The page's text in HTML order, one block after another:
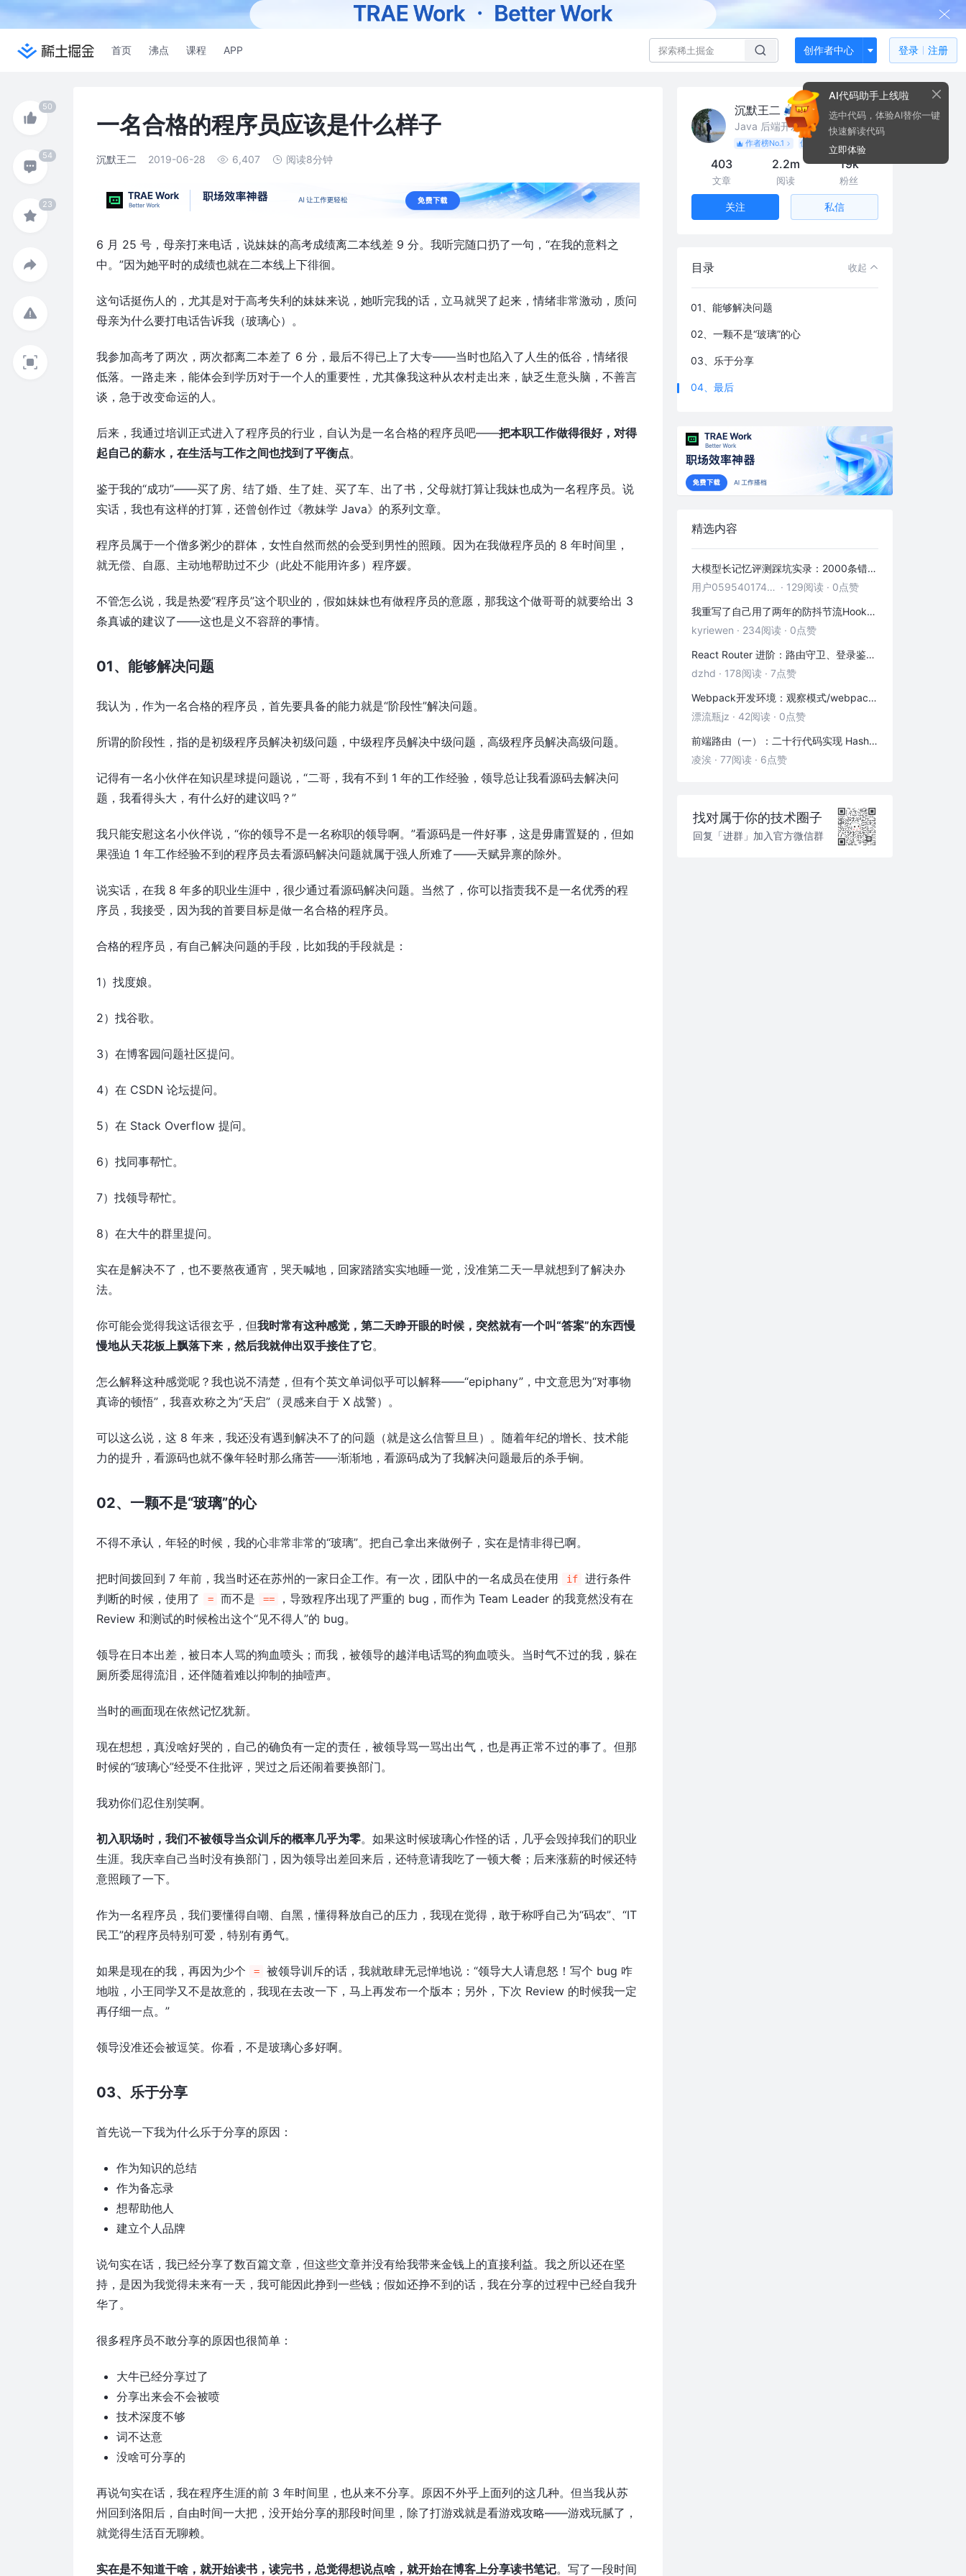
首页 沸点 课程 APP 创作者中心 登录 注册
一名合格的程序员应该是什么样子
沉默王二 2019-06-28 6,407 阅读8分钟
6 月 25 号，母亲打来电话，说妹妹的高考成绩离二本线差 9 分。我听完随口扔了一句，“在我的意料之
中。”因为她平时的成绩也就在二本线上下徘徊。
这句话挺伤人的，尤其是对于高考失利的妹妹来说，她听完我的话，立马就哭了起来，情绪非常激动，质问
母亲为什么要打电话告诉我（玻璃心）。
我参加高考了两次，两次都离二本差了 6 分，最后不得已上了大专——当时也陷入了人生的低谷，情绪很
低落。一路走来，能体会到学历对于一个人的重要性，尤其像我这种从农村走出来，缺乏生意头脑，不善言
谈，急于改变命运的人。
后来，我通过培训正式进入了程序员的行业，自认为是一名合格的程序员吧——把本职工作做得很好，对得
起自己的薪水，在生活与工作之间也找到了平衡点。
鉴于我的“成功”——买了房、结了婚、生了娃、买了车、出了书，父母就打算让我妹也成为一名程序员。说
实话，我也有这样的打算，还曾创作过《教妹学 Java》的系列文章。
程序员属于一个僧多粥少的群体，女性自然而然的会受到男性的照顾。因为在我做程序员的 8 年时间里，
就无偿、自愿、主动地帮助过不少（此处不能用许多）程序媛。
不管怎么说，我是热爱“程序员”这个职业的，假如妹妹也有做程序员的意愿，那我这个做哥哥的就要给出 3
条真诚的建议了——这也是义不容辞的事情。
01、能够解决问题
我认为，作为一名合格的程序员，首先要具备的能力就是“阶段性”解决问题。
所谓的阶段性，指的是初级程序员解决初级问题，中级程序员解决中级问题，高级程序员解决高级问题。
记得有一名小伙伴在知识星球提问题说，“二哥，我有不到 1 年的工作经验，领导总让我看源码去解决问
题，我看得头大，有什么好的建议吗？”
我只能安慰这名小伙伴说，“你的领导不是一名称职的领导啊。”看源码是一件好事，这是毋庸置疑的，但如
果强迫 1 年工作经验不到的程序员去看源码解决问题就属于强人所难了——天赋异禀的除外。
说实话，在我 8 年多的职业生涯中，很少通过看源码解决问题。当然了，你可以指责我不是一名优秀的程
序员，我接受，因为我的首要目标是做一名合格的程序员。
合格的程序员，有自己解决问题的手段，比如我的手段就是：
1）找度娘。
2）找谷歌。
3）在博客园问题社区提问。
4）在 CSDN 论坛提问。
5）在 Stack Overflow 提问。
6）找同事帮忙。
7）找领导帮忙。
8）在大牛的群里提问。
实在是解决不了，也不要熬夜通宵，哭天喊地，回家踏踏实实地睡一觉，没准第二天一早就想到了解决办
法。
你可能会觉得我这话很玄乎，但我时常有这种感觉，第二天睁开眼的时候，突然就有一个叫“答案”的东西慢
慢地从天花板上飘落下来，然后我就伸出双手接住了它。
怎么解释这种感觉呢？我也说不清楚，但有个英文单词似乎可以解释——“epiphany”，中文意思为“对事物
真谛的顿悟”，我喜欢称之为“天启”（灵感来自于 X 战警）。
可以这么说，这 8 年来，我还没有遇到解决不了的问题（就是这么信誓旦旦）。随着年纪的增长、技术能
力的提升，看源码也就不像年轻时那么痛苦——渐渐地，看源码成为了我解决问题最后的杀手锏。
02、一颗不是“玻璃”的心
不得不承认，年轻的时候，我的心非常非常的“玻璃”。把自己拿出来做例子，实在是情非得已啊。
把时间拨回到 7 年前，我当时还在苏州的一家日企工作。有一次，团队中的一名成员在使用 if
进行条件
判断的时候，使用了
= 而不是 ==
，导致程序出现了严重的 bug，而作为 Team Leader 的我竟然没有在
Review 和测试的时候检出这个“见不得人”的 bug。
领导在日本出差，被日本人骂的狗血喷头；而我，被领导的越洋电话骂的狗血喷头。当时气不过的我，躲在
厕所委屈得流泪，还伴随着难以抑制的抽噎声。
当时的画面现在依然记忆犹新。
现在想想，真没啥好哭的，自己的确负有一定的责任，被领导骂一骂出出气，也是再正常不过的事了。但那
时候的“玻璃心”经受不住批评，哭过之后还闹着要换部门。
我劝你们忍住别笑啊。
初入职场时，我们不被领导当众训斥的概率几乎为零。如果这时候玻璃心作怪的话，几乎会毁掉我们的职业
生涯。我庆幸自己当时没有换部门，因为领导出差回来后，还特意请我吃了一顿大餐；后来涨薪的时候还特
意照顾了一下。
作为一名程序员，我们要懂得自嘲、自黑，懂得释放自己的压力，我现在觉得，敢于称呼自己为“码农”、“IT
民工”的程序员特别可爱，特别有勇气。
如果是现在的我，再因为少个 =
被领导训斥的话，我就敢肆无忌惮地说：“领导大人请息怒！写个 bug 咋
地啦，小王同学又不是故意的，我现在去改一下，马上再发布一个版本；另外，下次 Review 的时候我一定
再仔细一点。”
领导没准还会被逗笑。你看，不是玻璃心多好啊。
03、乐于分享
首先说一下我为什么乐于分享的原因：
作为知识的总结
作为备忘录
想帮助他人
建立个人品牌
说句实在话，我已经分享了数百篇文章，但这些文章并没有给我带来金钱上的直接利益。我之所以还在坚
持，是因为我觉得未来有一天，我可能因此挣到一些钱；假如还挣不到的话，我在分享的过程中已经自我升
华了。
很多程序员不敢分享的原因也很简单：
大牛已经分享过了
分享出来会不会被喷
技术深度不够
词不达意
没啥可分享的
再说句实在话，我在程序生涯的前 3 年时间里，也从来不分享。原因不外乎上面列的这几种。但当我从苏
州回到洛阳后，自由时间一大把，没开始分享的那段时间里，除了打游戏就是看游戏攻略——游戏玩腻了，
就觉得生活百无聊赖。
实在是不知道干啥，就开始读书，读完书，总觉得想说点啥，就开始在博客上分享读书笔记。写了一段时间
沉默王二
Java 后端开发工程师
作者榜No.1 优秀作者
403
文章
2.2m
阅读
19k
粉丝
关注 私信
目录 收起
01、能够解决问题
02、一颗不是“玻璃”的心
03、乐于分享
04、最后
精选内容
大模型长记忆评测踩坑实录：2000条错位记忆，让我排查了整整3小时
用户05954017446 · 129阅读 · 0点赞
我重写了自己用了两年的防抖节流Hook——发现里面藏着3个隐藏bug
kyriewen · 234阅读 · 0点赞
React Router 进阶：路由守卫、登录鉴权与状态传递
dzhd · 178阅读 · 7点赞
Webpack开发环境：观察模式/webpack-dev-server/HMR热更新
漂流瓶jz · 42阅读 · 0点赞
前端路由（一）：二十行代码实现 Hash 路由
凌涘 · 77阅读 · 6点赞
找对属于你的技术圈子
回复「进群」加入官方微信群
AI代码助手上线啦
选中代码，体验AI替你一键
快速解读代码
立即体验